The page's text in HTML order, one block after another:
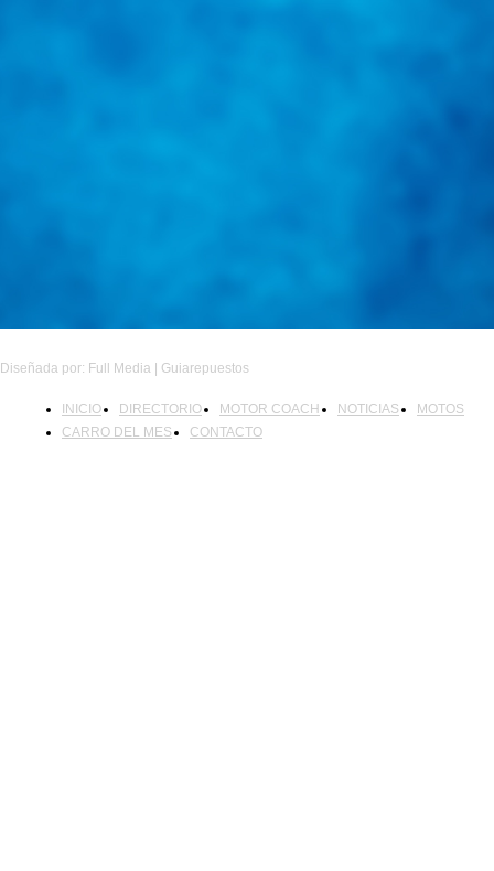
Diseñada por: Full Media | Guiarepuestos
INICIO DIRECTORIO MOTOR COACH NOTICIAS
MOTOS
CARRO DEL MES
CONTACTO